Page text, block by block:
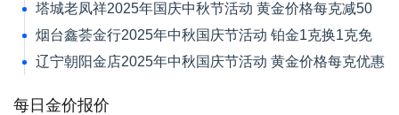
元
塔城老凤祥2025年国庆中秋节活动 黄金价格每克减50
元
烟台鑫荟金行2025年中秋国庆节活动 铂金1克换1克免
新品工艺费
辽宁朝阳金店2025年中秋国庆节活动 黄金价格每克优惠
每日金价报价